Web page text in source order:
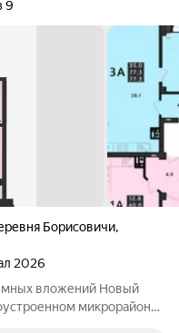
9
Борисовичи,
2026
вложений Новый
микрорайоне